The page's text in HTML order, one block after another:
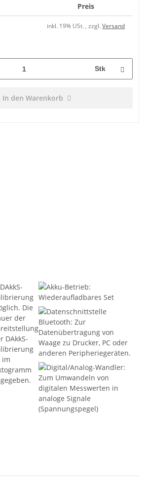
Preis
inkl. 19% USt. , zzgl.Versand
Stk
In den Warenkorb